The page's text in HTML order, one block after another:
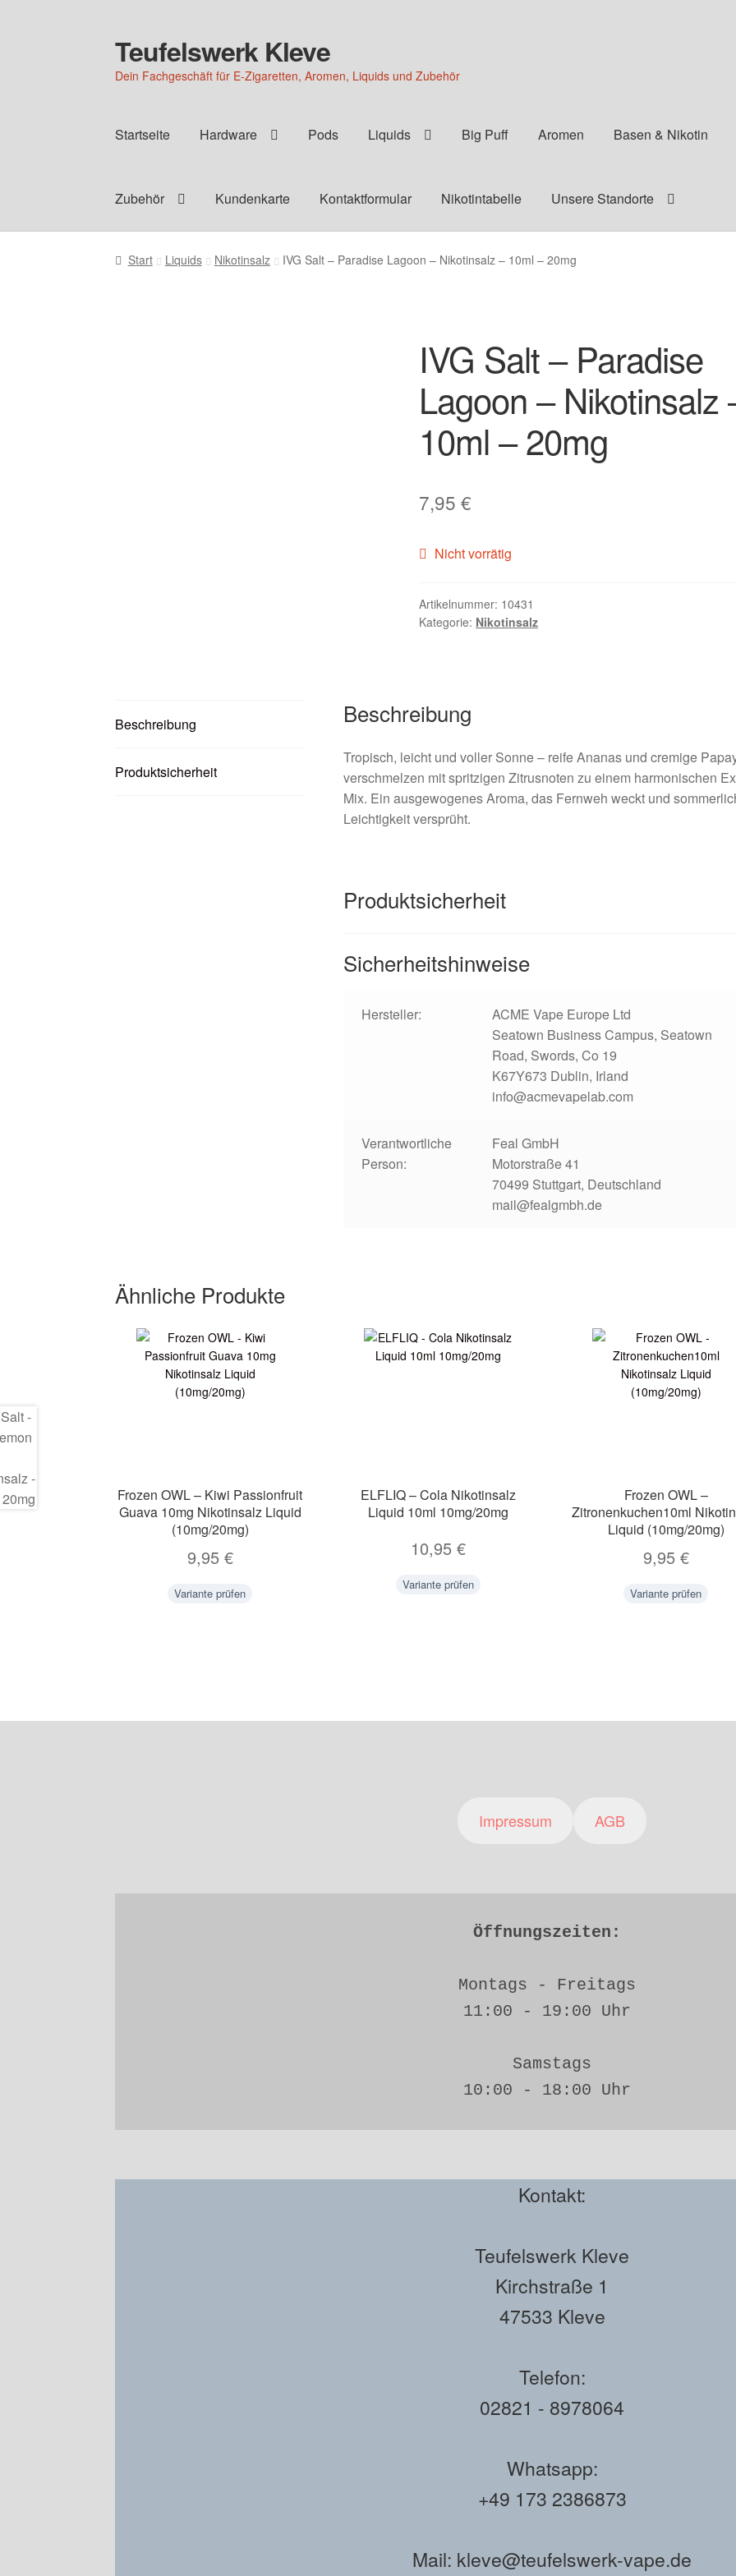
Zur
Navigation
springen
Zum
Inhalt
springen
Teufelswerk Kleve
Dein Fachgeschäft für E-Zigaretten, Aromen, Liquids und Zubehör
Startseite Hardware Pods Liquids Big Puff Aromen Basen & Nikotin
Zubehör Kundenkarte Kontaktformular Nikotintabelle Unsere Standorte
Start Liquids Nikotinsalz IVG Salt – Paradise Lagoon – Nikotinsalz – 10ml – 20mg
IVG Salt – Paradise
Lagoon – Nikotinsalz
10ml – 20mg
7,95€
Nicht vorrätig
Artikelnummer: 10431
Kategorie: Nikotinsalz
Beschreibung
Produktsicherheit
Beschreibung
Tropisch, leicht und voller Sonne – reife Ananas und cremige
verschmelzen mit spritzigen Zitrusnoten zu einem harmonischen
Mix. Ein ausgewogenes Aroma, das Fernweh weckt und
Leichtigkeit versprüht.
Produktsicherheit
Sicherheitshinweise
Hersteller:
ACME Vape Europe Ltd
Seatown Business Campus, Seatown
Road, Swords, Co 19
K67Y673 Dublin, Irland
info@acmevapelab.com
Verantwortliche
Person:
Feal GmbH
Motorstraße 41
70499 Stuttgart, Deutschland
mail@fealgmbh.de
Ähnliche Produkte
Frozen OWL – Kiwi Passionfruit
Guava 10mg Nikotinsalz Liquid
(10mg/20mg)
9,95 €
Variante prüfen
ELFLIQ – Cola Nikotinsalz
Liquid 10ml 10mg/20mg
10,95 €
Variante prüfen
Frozen OWL –
Zitronenkuchen10ml
Liquid (10mg/20mg)
9,95 €
Variante prüfen
Impressum AGB
Öffnungszeiten:
Montags - Freitags
11:00 - 19:00 Uhr
Samstags
10:00 - 18:00 Uhr
Kontakt:
Teufelswerk Kleve
Kirchstraße 1
47533 Kleve
Telefon:
02821 - 8978064
Whatsapp:
+49 173 2386873
Mail: kleve@teufelswerk-vape.de